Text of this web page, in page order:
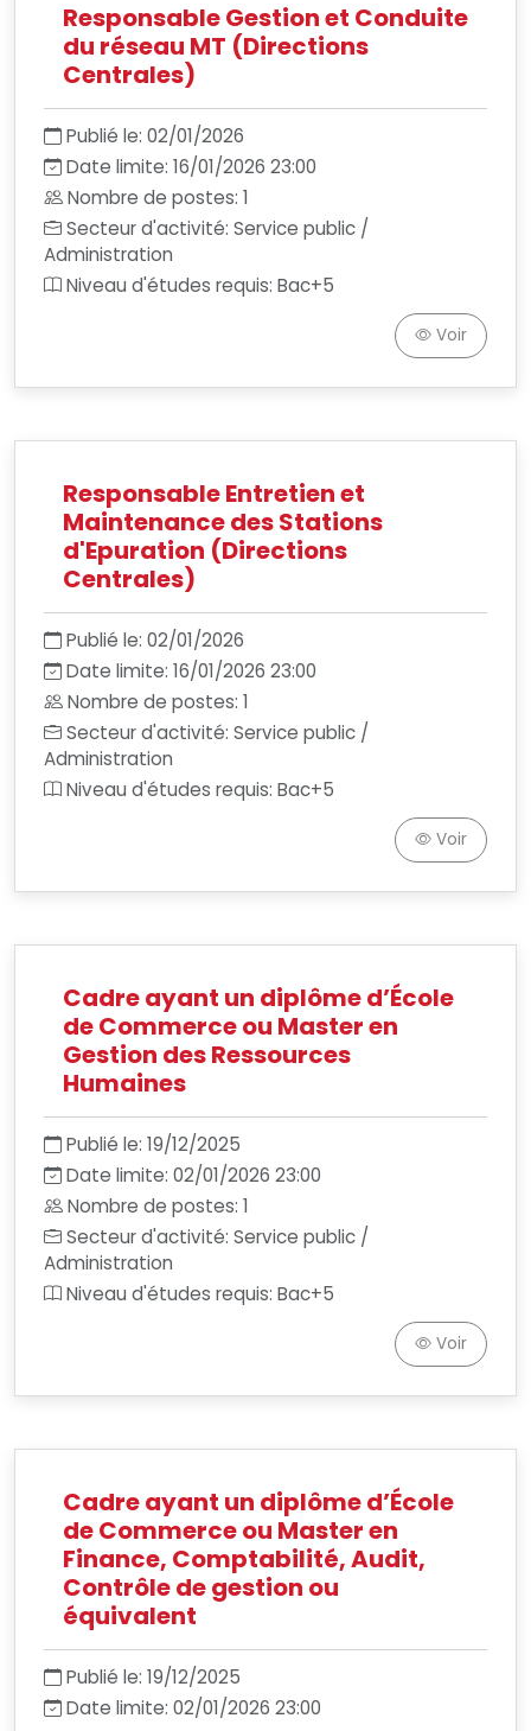
Responsable Gestion et Conduite
du réseau MT (Directions
Centrales)
Publié le: 02/01/2026
Date limite: 16/01/2026 23:00
Nombre de postes: 1
Secteur d'activité: Service public /
Administration
Niveau d'études requis: Bac+5
Voir
Responsable Entretien et
Maintenance des Stations
d'Epuration (Directions
Centrales)
Publié le: 02/01/2026
Date limite: 16/01/2026 23:00
Nombre de postes: 1
Secteur d'activité: Service public /
Administration
Niveau d'études requis: Bac+5
Voir
Cadre ayant un diplôme d’École
de Commerce ou Master en
Gestion des Ressources
Humaines
Publié le: 19/12/2025
Date limite: 02/01/2026 23:00
Nombre de postes: 1
Secteur d'activité: Service public /
Administration
Niveau d'études requis: Bac+5
Voir
Cadre ayant un diplôme d’École
de Commerce ou Master en
Finance, Comptabilité, Audit,
Contrôle de gestion ou
équivalent
Publié le: 19/12/2025
Date limite: 02/01/2026 23:00